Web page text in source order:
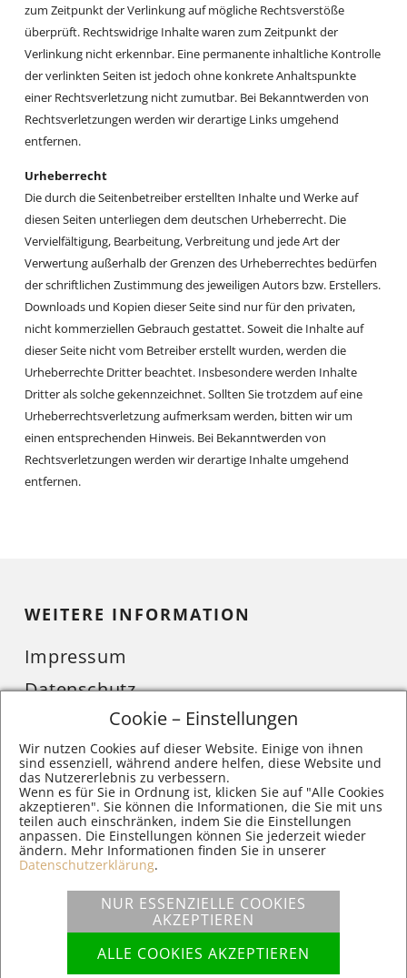
zum Zeitpunkt der Verlinkung auf mögliche Rechtsverstöße
überprüft. Rechtswidrige Inhalte waren zum Zeitpunkt der
Verlinkung nicht erkennbar. Eine permanente inhaltliche Kontrolle
der verlinkten Seiten ist jedoch ohne konkrete Anhaltspunkte
einer Rechtsverletzung nicht zumutbar. Bei Bekanntwerden von
Rechtsverletzungen werden wir derartige Links umgehend
entfernen.
​Urheberrecht
Die durch die Seitenbetreiber erstellten Inhalte und Werke auf
diesen Seiten unterliegen dem deutschen Urheberrecht. Die
Vervielfältigung, Bearbeitung, Verbreitung und jede Art der
Verwertung außerhalb der Grenzen des Urheberrechtes bedürfen
der schriftlichen Zustimmung des jeweiligen Autors bzw. Erstellers.
Downloads und Kopien dieser Seite sind nur für den privaten,
nicht kommerziellen Gebrauch gestattet. Soweit die Inhalte auf
dieser Seite nicht vom Betreiber erstellt wurden, werden die
Urheberrechte Dritter beachtet. Insbesondere werden Inhalte
Dritter als solche gekennzeichnet. Sollten Sie trotzdem auf eine
Urheberrechtsverletzung aufmerksam werden, bitten wir um
einen entsprechenden Hinweis. Bei Bekanntwerden von
Rechtsverletzungen werden wir derartige Inhalte umgehend
entfernen.
WEITERE INFORMATION
Impressum
Datenschutz
Cookie-Einstellungen
Sie müssen Google reCaptcha Cookies akzeptieren um dieses
Kontaktformular zu laden.
Bitte beachten Sie das hierbei Daten an Google gesendet
werden.
Mehr Informationen entnehmen Sie aus unseren
Datenschutzbestimmungen.
Cookie – Einstellungen
Wir nutzen Cookies auf dieser Website. Einige von ihnen
sind essenziell, während andere helfen, diese Website und
das Nutzererlebnis zu verbessern.
Wenn es für Sie in Ordnung ist, klicken Sie auf "Alle Cookies
akzeptieren". Sie können die Informationen, die Sie mit uns
teilen auch einschränken, indem Sie die Einstellungen
anpassen. Die Einstellungen können Sie jederzeit wieder
ändern. Mehr Informationen finden Sie in unserer
Datenschutzerklärung.
NUR ESSENZIELLE COOKIES
AKZEPTIEREN
ALLE COOKIES AKZEPTIEREN